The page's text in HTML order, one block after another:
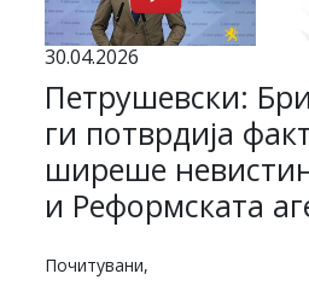
30.04.2026
Петрушевски:
ги потврдија
ширеше
и Реформската
Почитувани,